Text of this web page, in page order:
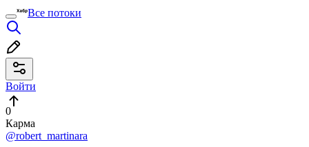
Все потоки
Войти
0
Карма
@robert_martinara